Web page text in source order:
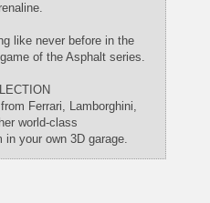
like never before in the
of the Asphalt series.
Ferrari, Lamborghini,
world-class
your own 3D garage.